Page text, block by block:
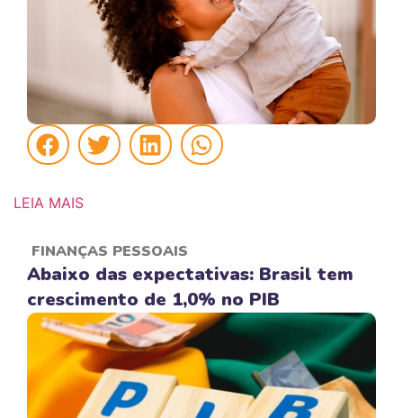
LEIA MAIS
FINANÇAS PESSOAIS
Abaixo das expectativas: Brasil tem
crescimento de 1,0% no PIB